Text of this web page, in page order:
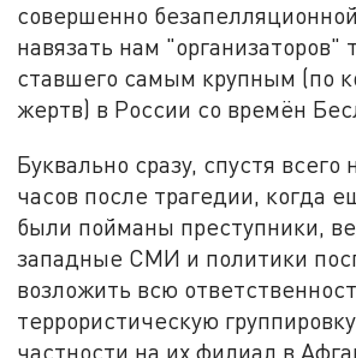
совершенно
навязать нам "организаторов"
ставшего самым крупным (по
жертв) в России со времён
Буквально сразу, спустя всего
часов после трагедии, когда
были пойманы преступники,
западные СМИ и политики
возложить всю
террористическую
частности на их филиал в